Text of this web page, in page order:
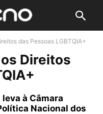
das Pessoas LGBTQIA+
Direitos
à Câmara
Nacional dos